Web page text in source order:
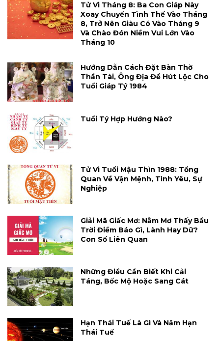
Tử Vi Tháng 8: Ba Con Giáp Này
Xoay Chuyển Tình Thế Vào Tháng
8, Trở Nên Giàu Có Vào Tháng 9
Và Chào Đón Niềm Vui Lớn Vào
Tháng 10
Hướng Dẫn Cách Đặt Bàn Thờ
Thần Tài, Ông Địa Để Hút Lộc Cho
Tuổi Giáp Tý 1984
Tuổi Tý Hợp Hướng Nào?
Tử Vi Tuổi Mậu Thìn 1988: Tổng
Quan Về Vận Mệnh, Tình Yêu, Sự
Nghiệp
Giải Mã Giấc Mơ: Nằm Mơ Thấy Bầu
Trời Điềm Báo Gì, Lành Hay Dữ?
Con Số Liên Quan
Những Điều Cần Biết Khi Cải
Táng, Bốc Mộ Hoặc Sang Cát
Hạn Thái Tuế Là Gì Và Năm Hạn
Thái Tuế